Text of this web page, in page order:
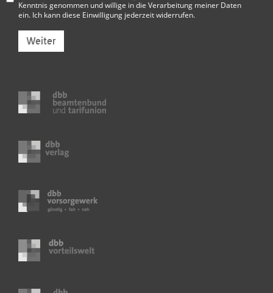
Kenntnis genommen und willige in die Verarbeitung meiner Daten
ein. Ich kann diese Einwilligung jederzeit widerrufen.
Weiter